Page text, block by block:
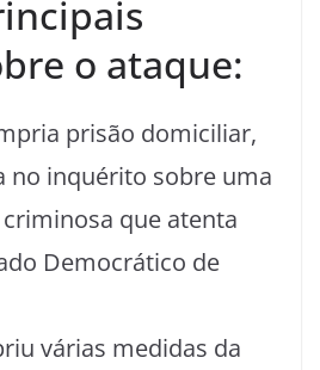
o ataque:
prisão domiciliar,
no inquérito sobre uma
que atenta
Democrático de
várias medidas da